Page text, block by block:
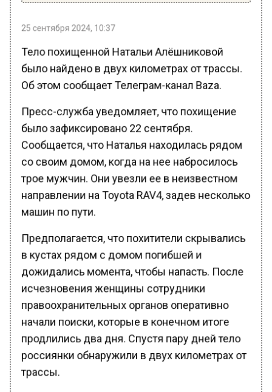
25 сентября 2024, 10:37
Тело похищенной Натальи Алёшниковой
было найдено в двух километрах от трассы.
Об этом сообщает Телеграм-канал Baza.
Пресс-служба уведомляет, что похищение
было зафиксировано 22 сентября.
Сообщается, что Наталья находилась рядом
со своим домом, когда на нее набросилось
трое мужчин. Они увезли ее в неизвестном
направлении на Toyota RAV4, задев несколько
машин по пути.
Предполагается, что похитители скрывались
в кустах рядом с домом погибшей и
дожидались момента, чтобы напасть. После
исчезновения женщины сотрудники
правоохранительных органов оперативно
начали поиски, которые в конечном итоге
продлились два дня. Спустя пару дней тело
россиянки обнаружили в двух километрах от
трассы.